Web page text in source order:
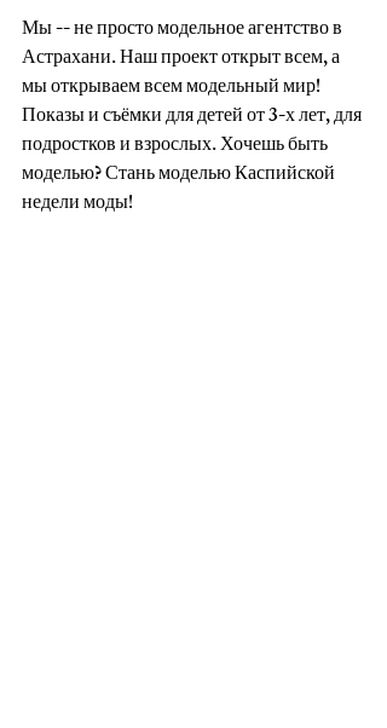
Мы -- не просто модельное агентство в
Астрахани. Наш проект открыт всем, а
мы открываем всем модельный мир!
Показы и съёмки для детей от 3-х лет, для
подростков и взрослых. Хочешь быть
моделью? Стань моделью Каспийской
недели моды!